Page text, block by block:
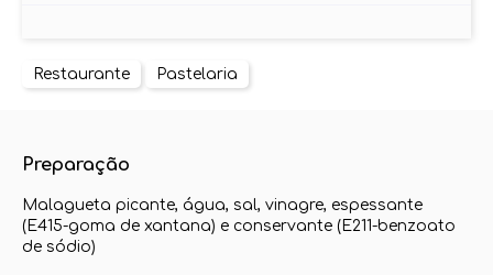
Restaurante Pastelaria
Preparação
Malagueta picante, água, sal, vinagre, espessante
(E415-goma de xantana) e conservante (E211-benzoato
de sódio)